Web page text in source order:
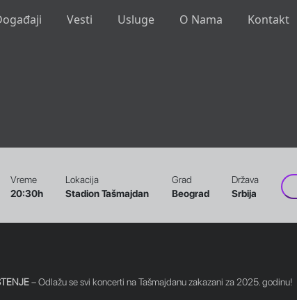
Vesti Usluge O Nama Kontakt
Vreme
20:30h
Lokacija
Stadion Tašmajdan
Grad
Beograd
Država
Srbija
– Odlažu se svi koncerti na Tašmajdanu zakazani za 2025. godinu!